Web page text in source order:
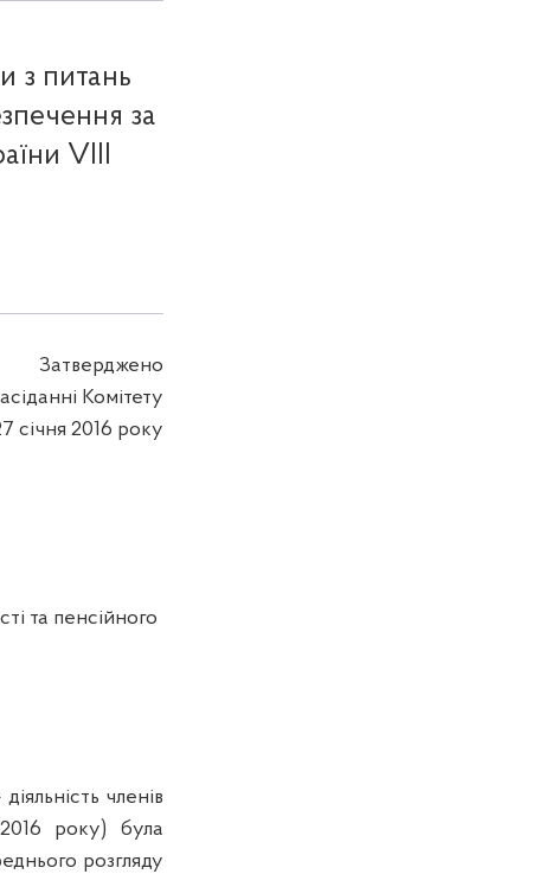
з питань
за
VIІI
Затверджено
Комітету
січня 2016 року
та пенсійного
діяльність членів
року) була
розгляду